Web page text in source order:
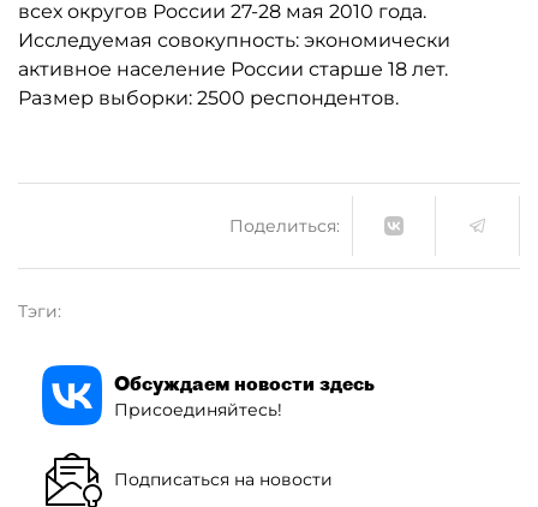
всех округов России 27-28 мая 2010 года.
Исследуемая совокупность: экономически
активное население России старше 18 лет.
Размер выборки: 2500 респондентов.
Поделиться:
Тэги:
Обсуждаем новости здесь
Присоединяйтесь!
Подписаться на новости